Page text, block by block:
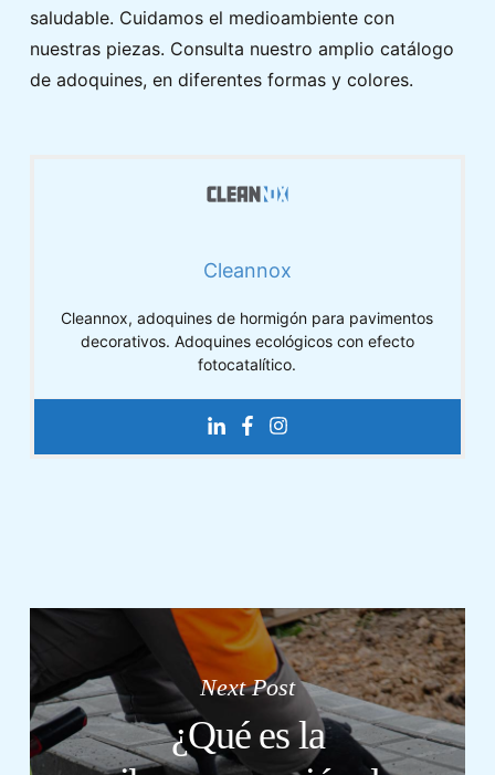
saludable. Cuidamos el medioambiente con
nuestras piezas. Consulta nuestro amplio catálogo
de adoquines, en diferentes formas y colores.
Cleannox
Cleannox, adoquines de hormigón para pavimentos
decorativos. Adoquines ecológicos con efecto
fotocatalítico.
Next Post
¿Qué es la